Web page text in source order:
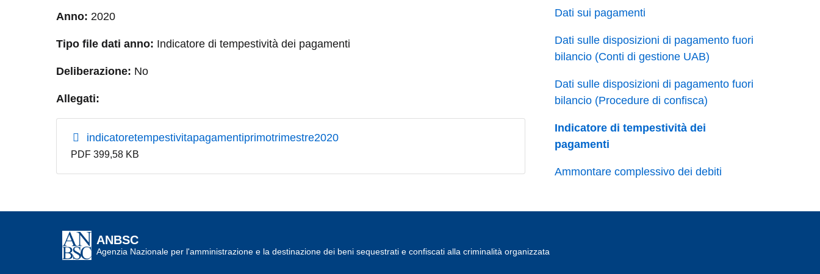
Anno: 2020
Tipo file dati anno: Indicatore di tempestività dei pagamenti
Deliberazione: No
Allegati:
indicatoretempestivitapagamentiprimotrimestre2020
PDF 399,58 KB
Dati sui pagamenti
Dati sulle disposizioni di pagamento fuori
bilancio (Conti di gestione UAB)
Dati sulle disposizioni di pagamento fuori
bilancio (Procedure di confisca)
Indicatore di tempestività dei
pagamenti
Ammontare complessivo dei debiti
ANBSC
Agenzia Nazionale per l'amministrazione e la destinazione dei beni sequestrati e confiscati alla criminalità organizzata